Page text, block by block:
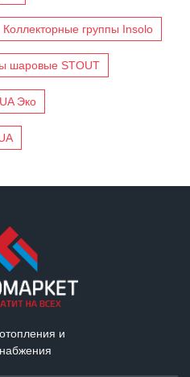
Коллекторные группы Insolo
шаровые STOUT
Эко
и